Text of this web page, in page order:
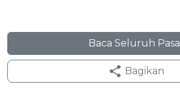
Baca Seluruh Pasal
Bagikan